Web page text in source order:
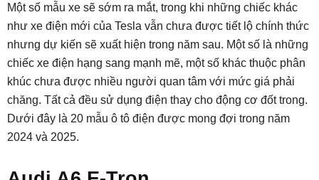
Một số mẫu xe sẽ sớm ra mắt, trong khi những chiếc khác
như xe điện mới của Tesla vẫn chưa được tiết lộ chính thức
nhưng dự kiến sẽ xuất hiện trong năm sau. Một số là những
chiếc xe điện hạng sang mạnh mẽ, một số khác thuộc phân
khúc chưa được nhiều người quan tâm với mức giá phải
chăng. Tất cả đều sử dụng điện thay cho động cơ đốt trong.
Dưới đây là 20 mẫu ô tô điện được mong đợi trong năm
2024 và 2025.